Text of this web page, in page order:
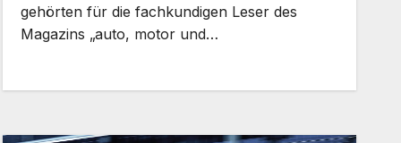
gehörten für die fachkundigen Leser des
Magazins „auto, motor und…